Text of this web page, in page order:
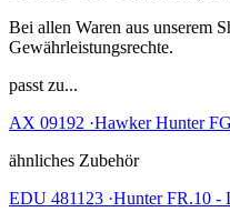
Bei allen Waren aus unserem
Gewährleistungsrechte.
passt zu...
AX 09192 ·Hawker Hunter
ähnliches Zubehör
EDU 481123 ·Hunter FR.10